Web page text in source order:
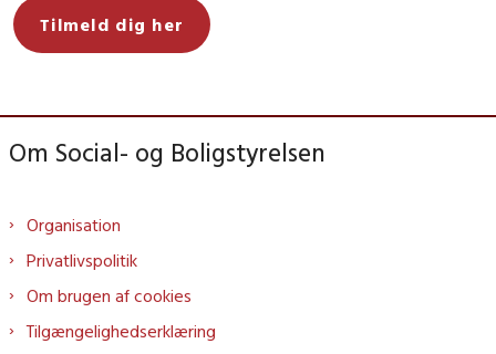
Tilmeld dig her
Om Social- og Boligstyrelsen
Organisation
Privatlivspolitik
Om brugen af cookies
Tilgængelighedserklæring